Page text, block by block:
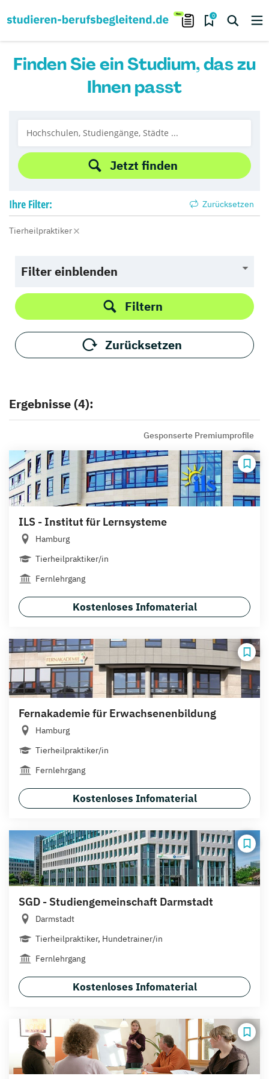
0
Finden Sie ein Studium, das zu
Ihnen passt
Jetzt finden
Ihre Filter: Zurücksetzen
Tierheilpraktiker
Filter einblenden
Filtern
Zurücksetzen
Ergebnisse (4):
Gesponserte Premiumprofile
ILS - Institut für Lernsysteme
Hamburg
Tierheilpraktiker/in
Fernlehrgang
Kostenloses Infomaterial
Fernakademie für Erwachsenenbildung
Hamburg
Tierheilpraktiker/in
Fernlehrgang
Kostenloses Infomaterial
SGD - Studiengemeinschaft Darmstadt
Darmstadt
Tierheilpraktiker, Hundetrainer/in
Fernlehrgang
Kostenloses Infomaterial